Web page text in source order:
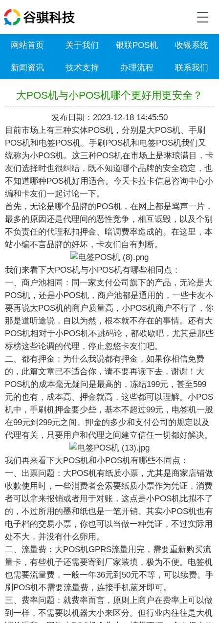
网站首页 关于我们 银联POS机 收银系统
新闻资讯 技术支持 办理流程 联系我们
大POS机与小POS机哪个更好用更安全？
发布日期：2023-12-18 14:45:50
目前市场上有三种实体POS机，分别是大POS机、手刷
POS机和电签POS机。手刷POS机和电签POS机我们又
统称为小POS机。这三种POS机在市场上是琳琅满目，卡
友们选择时也很纠结，既不知道哪个品牌的安全稳定，也
不知道哪种POS机好用适合。今天卡拉卡信息咨询中心小
编和卡友们一起讨论一下。
首先，无论是哪个品牌的POS机，在网上都是骂声一片，
最多的原因还是代理间的恶性竞争，相互诋毁，以及个别
不负责任的代理私扣押金、暗调费率造成的。在这里，本
站小编不言品牌的好坏，卡友们自有判断。
我们来看下大POS机与小POS机有哪些相同点：
一、商户池相同：同一家支付公司旗下的产品，无论是大
POS机，还是小POS机，商户池都是通用的，一些卡友不
要再说大POS机的商户质量高，小POS机商户不行了，你
那是道听途说，自以为然，根本就不存在的事情。还有大
POS机相对于小POS机不跳码论，都歇歇吧，尤其是那些
标榜这些论调的代理，停止忽悠卡友们吧。
二、都有押金：为什么我说都有押金，如果你相信免费
的，此篇文章已不适合你，请不要再读下去，谢谢！大
POS机的成本毫无疑问是最高的，冻结199元，甚至599
元的也有，成本高、押金就高，这些都可以理解。小POS
机中，手刷机押金要少些，基本不超过99元，电签机一般
在99元到299元之间。押金的多少和支付公司的规定以及
代理有关，只要用户和代理之间建立信任一切都好解决。
我们再来看下大POS机和小POS机有哪些不同点：
一、出票问题：大POS机有纸质小票，尤其是商家店铺做
收款使用时，一些消费者会索要纸质小票作为凭证，消费
者可以拿来报销或者用于对账，这点是小POS机比拟不了
的，不过所用的墨和纸也是一笔开销。其实小POS机也有
电子档的交易小票，你也可以当做一种凭证，不过实际用
处不大，并没有什么卵用。
二、流量费：大POS机GPRS流量用完，需要重新购买流
量卡，有些机子还需要寄到厂家装填，极为不便。电签机
也需要流量费，一般一年36元到50元不等，可以续费。手
刷POS机不需要流量费，连接手机蓝牙即可。
三、费率问题：就费率而言，原则上商户在费率上可以做
到一样，不需要以机器大小来区分。但行业内往往是大机